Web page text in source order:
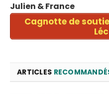
Julien & France
Cagnotte de
ARTICLES